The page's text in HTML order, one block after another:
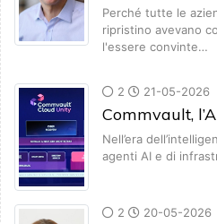
Perché tutte le
ripristino avevano
l'essere convinte…
2 21-05-2026
Commvault,
Nell’era
agenti AI e di
2 20-05-2026